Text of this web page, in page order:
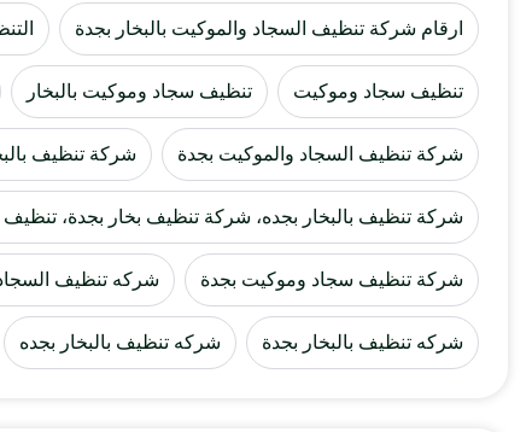
ارقام شركة تنظيف السجاد والموكيت بالبخار بجدة
تنظيف سجاد وموكيت تنظيف سجاد وموكيت بالبخار
شركة تنظيف السجاد والموكيت بجدة شركة تنظيف
شركة تنظيف بالبخار بجده، شركة تنظيف بخار بجدة،
شركة تنظيف سجاد وموكيت بجدة شركه تنظيف
شركه تنظيف بالبخار بجدة شركه تنظيف بالبخار بجده